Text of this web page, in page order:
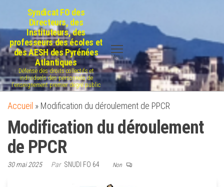
contenu
Syndicat FO des
Directeurs, des
Instituteurs, des
professeurs des écoles et
des AESH des Pyrénées
Atlantiques
Défense des droits collectifs et
individuels des personnels de
l'enseignement premier degré public
Menu
Accueil » Modification du déroulement de PPCR
Modification du déroulement
de PPCR
30 mai 2025 Par SNUDI FO 64 Non